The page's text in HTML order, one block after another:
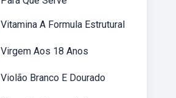
Vitamina A Formula Estrutural
Virgem Aos 18 Anos
Violão Branco E Dourado